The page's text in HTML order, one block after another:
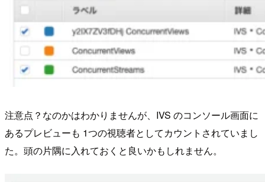
注意点？なのかはわかりませんが、IVS のコンソール画面に
あるプレビューも 1つの視聴者としてカウントされていまし
た。頭の片隅に入れておくと良いかもしれません。